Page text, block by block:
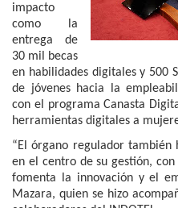
impacto
como la
entrega de
30 mil becas
en habilidades digitales y 500
de jóvenes hacia la
con el programa Canasta
herramientas digitales a
“El órgano regulador también
en el centro de su gestión,
fomenta la innovación y el
Mazara, quien se hizo